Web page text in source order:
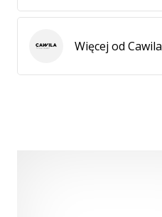
CawilaWięcej od Cawila